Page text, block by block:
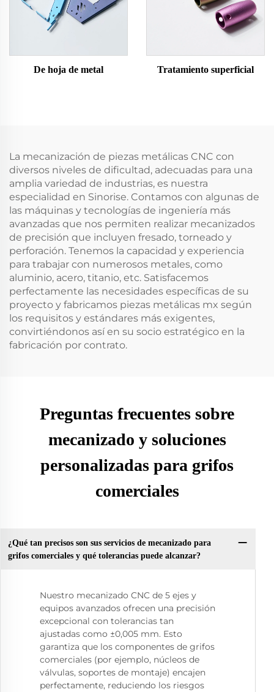
De hoja de metal Tratamiento superficial
La mecanización de piezas metálicas CNC con
diversos niveles de dificultad, adecuadas para una
amplia variedad de industrias, es nuestra
especialidad en Sinorise. Contamos con algunas de
las máquinas y tecnologías de ingeniería más
avanzadas que nos permiten realizar mecanizados
de precisión que incluyen fresado, torneado y
perforación. Tenemos la capacidad y experiencia
para trabajar con numerosos metales, como
aluminio, acero, titanio, etc. Satisfacemos
perfectamente las necesidades específicas de su
proyecto y fabricamos piezas metálicas mx según
los requisitos y estándares más exigentes,
convirtiéndonos así en su socio estratégico en la
fabricación por contrato.
Preguntas frecuentes sobre
mecanizado y soluciones
personalizadas para grifos
comerciales
¿Qué tan precisos son sus servicios de mecanizado para
grifos comerciales y qué tolerancias puede alcanzar?
Nuestro mecanizado CNC de 5 ejes y
equipos avanzados ofrecen una precisión
excepcional con tolerancias tan
ajustadas como ±0,005 mm. Esto
garantiza que los componentes de grifos
comerciales (por ejemplo, núcleos de
válvulas, soportes de montaje) encajen
perfectamente, reduciendo los riesgos